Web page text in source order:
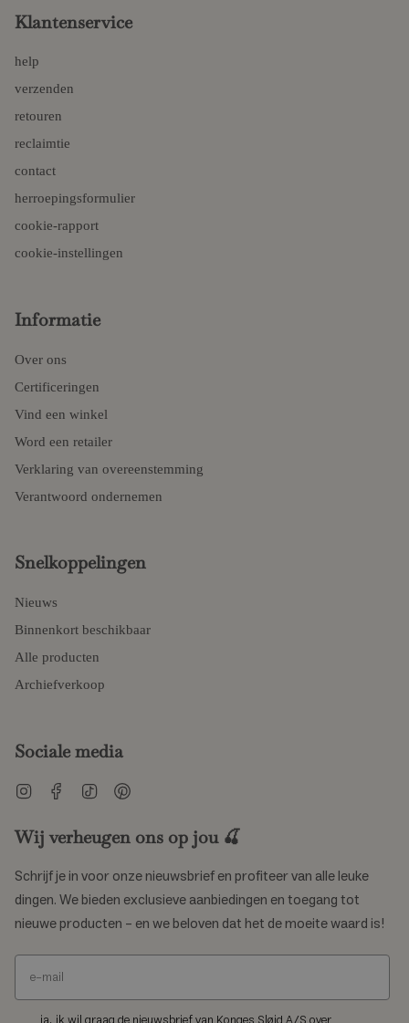
Klantenservice
help
verzenden
retouren
reclaimtie
contact
herroepingsformulier
cookie-rapport
cookie-instellingen
Informatie
Over ons
Certificeringen
Vind een winkel
Word een retailer
Verklaring van overeenstemming
Verantwoord ondernemen
Snelkoppelingen
Nieuws
Binnenkort beschikbaar
Alle producten
Archiefverkoop
Sociale media
InstagramFacebook
TikTok
Wij verheugen ons op jou 🍒
Schrijf je in voor onze nieuwsbrief en profiteer van alle leuke
dingen. We bieden exclusieve aanbiedingen en toegang tot
nieuwe producten – en we beloven dat het de moeite waard is!